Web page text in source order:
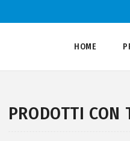
HOME
PRODOTTI